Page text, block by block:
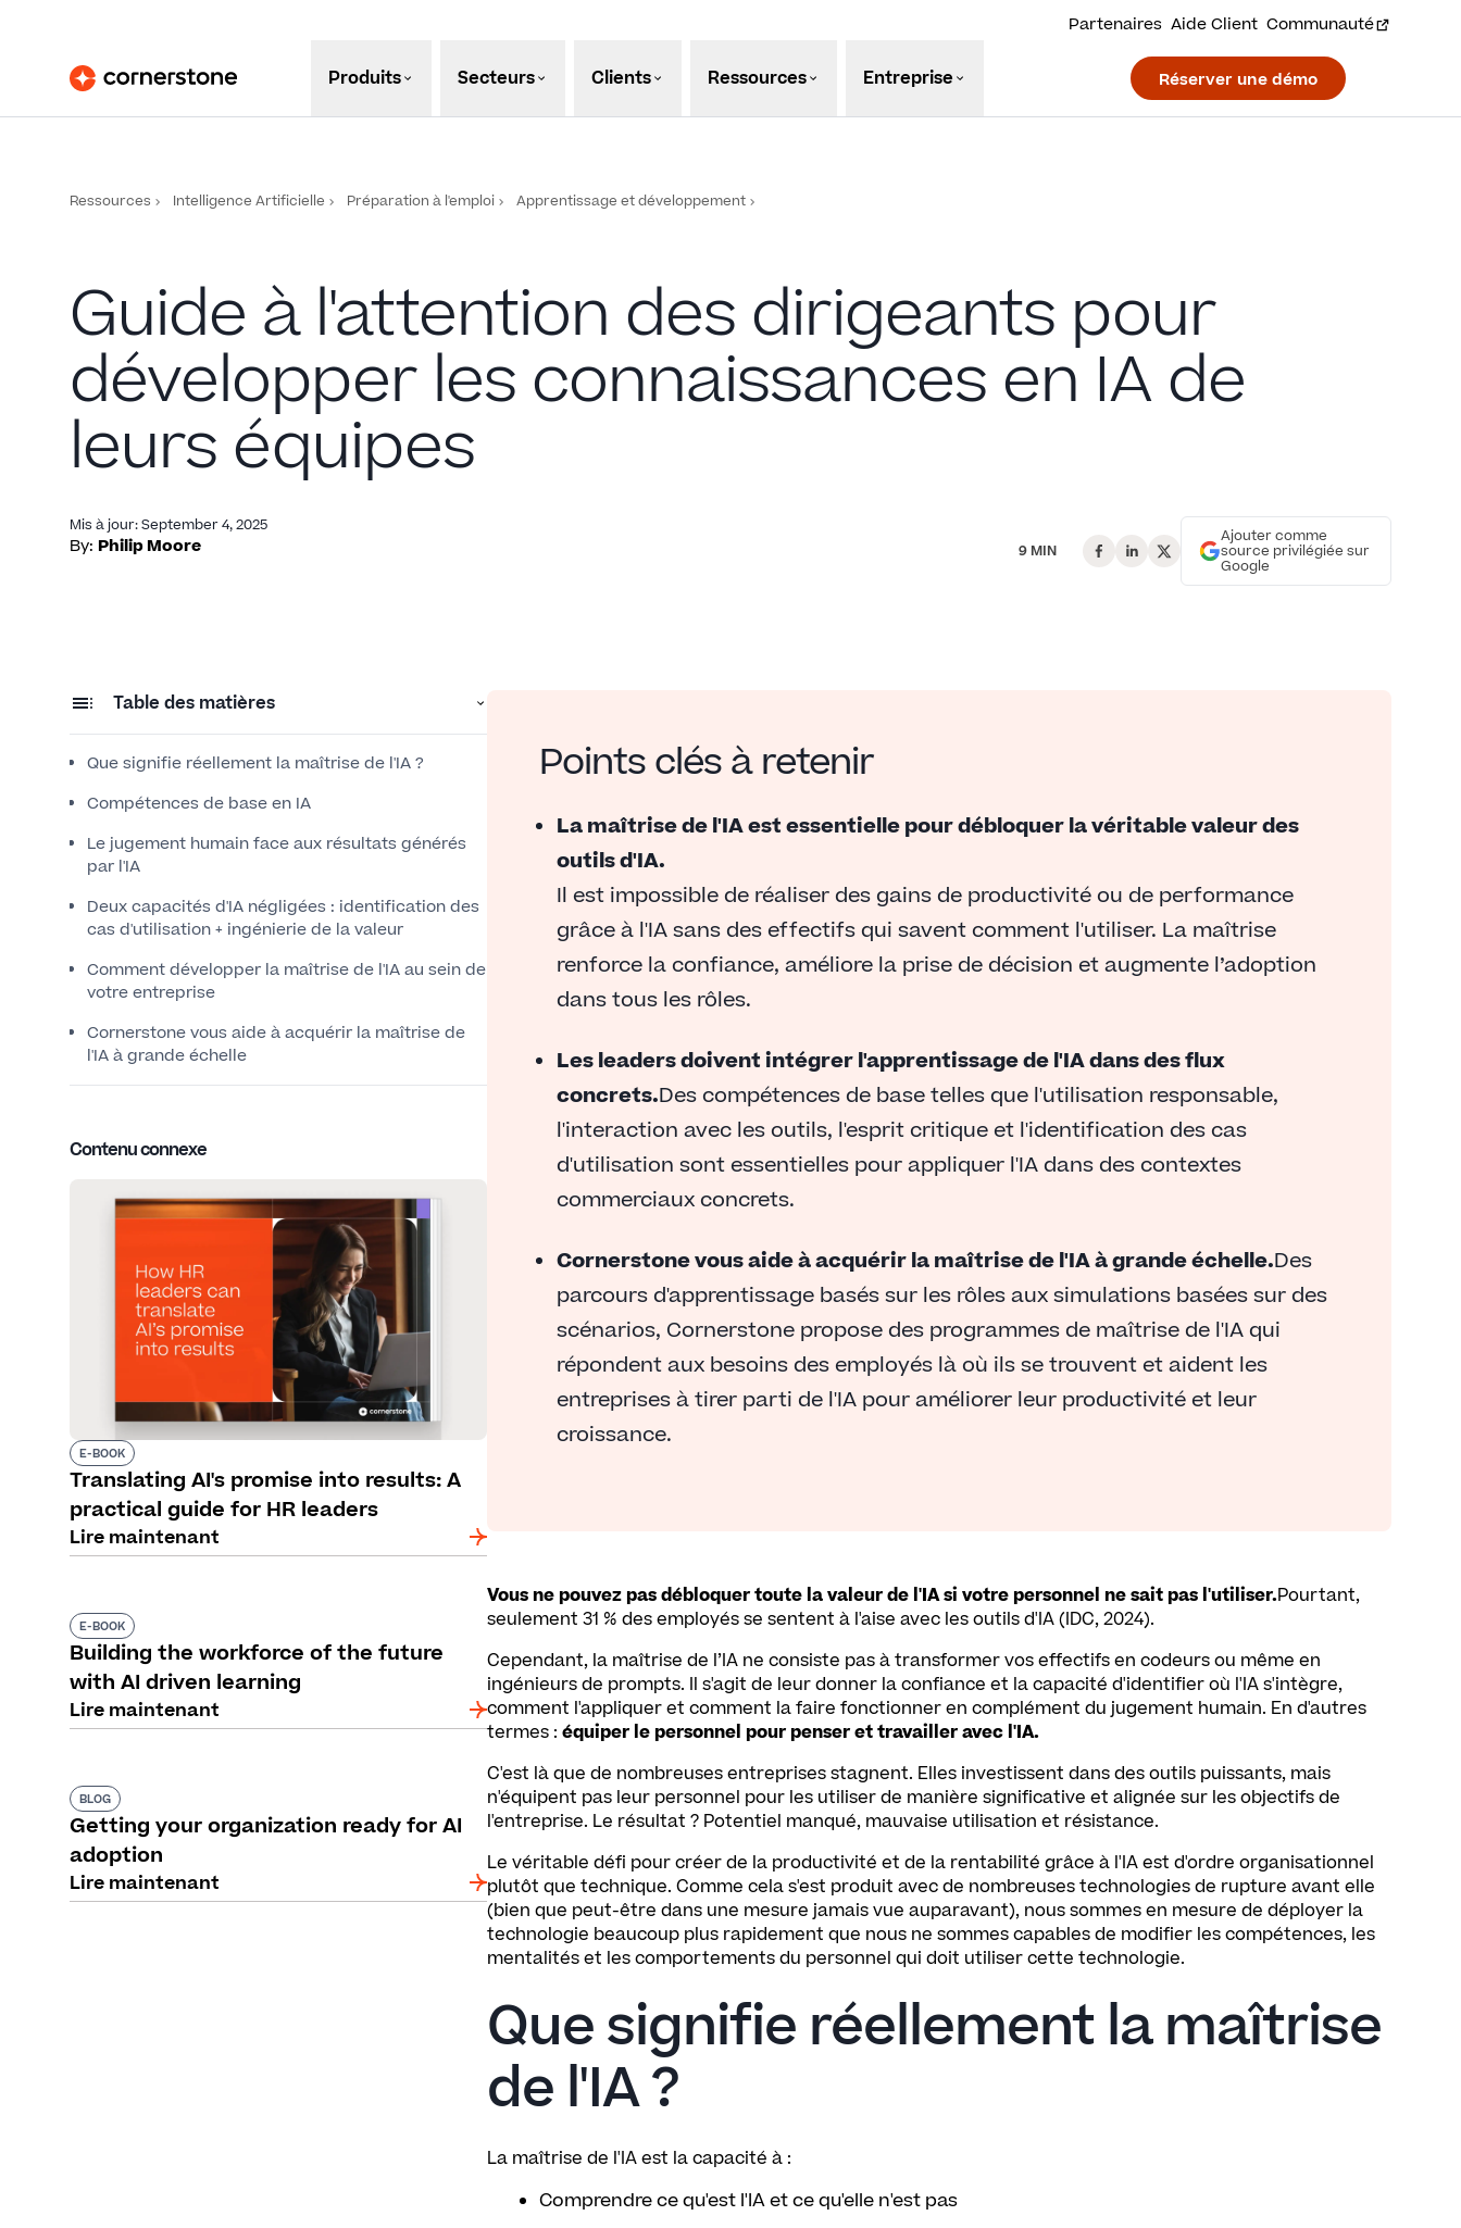
Partenaires Aide Client Communauté
Produits Secteurs Clients Ressources Entreprise Réserver une démo
Ressources Intelligence Artificielle Préparation à l'emploi Apprentissage et développement
Guide à l'attention des dirigeants pour
développer les connaissances en IA de
leurs équipes
Mis à jour:September 4, 2025
By: Philip Moore 9 MIN
Ajouter comme
source privilégiée sur
Google
Table des matières
Que signifie réellement la maîtrise de l'IA ?
Compétences de base en IA
Le jugement humain face aux résultats générés
par l'IA
Deux capacités d'IA négligées : identification des
cas d'utilisation + ingénierie de la valeur
Comment développer la maîtrise de l'IA au sein de
votre entreprise
Cornerstone vous aide à acquérir la maîtrise de
l'IA à grande échelle
Contenu connexe
E-BOOK
Translating AI's promise into results: A
practical guide for HR leaders
Lire maintenant
E-BOOK
Building the workforce of the future
with AI driven learning
Lire maintenant
BLOG
Getting your organization ready for AI
adoption
Lire maintenant
Points clés à retenir
La maîtrise de l'IA est essentielle pour débloquer la véritable valeur des
outils d'IA.
Il est impossible de réaliser des gains de productivité ou de performance
grâce à l'IA sans des effectifs qui savent comment l'utiliser. La maîtrise
renforce la confiance, améliore la prise de décision et augmente l’adoption
dans tous les rôles.
Les leaders doivent intégrer l'apprentissage de l'IA dans des flux
concrets.Des compétences de base telles que l'utilisation responsable,
l'interaction avec les outils, l'esprit critique et l'identification des cas
d'utilisation sont essentielles pour appliquer l'IA dans des contextes
commerciaux concrets.
Cornerstone vous aide à acquérir la maîtrise de l'IA à grande échelle.Des
parcours d'apprentissage basés sur les rôles aux simulations basées sur des
scénarios, Cornerstone propose des programmes de maîtrise de l'IA qui
répondent aux besoins des employés là où ils se trouvent et aident les
entreprises à tirer parti de l'IA pour améliorer leur productivité et leur
croissance.
Vous ne pouvez pas débloquer toute la valeur de l'IA si votre personnel ne sait pas l'utiliser.Pourtant,
seulement 31 % des employés se sentent à l'aise avec les outils d'IA (IDC, 2024).
Cependant, la maîtrise de l’IA ne consiste pas à transformer vos effectifs en codeurs ou même en
ingénieurs de prompts. Il s'agit de leur donner la confiance et la capacité d'identifier où l'IA s'intègre,
comment l'appliquer et comment la faire fonctionner en complément du jugement humain. En d'autres
termes : équiper le personnel pour penser et travailler avec l'IA.
C'est là que de nombreuses entreprises stagnent. Elles investissent dans des outils puissants, mais
n'équipent pas leur personnel pour les utiliser de manière significative et alignée sur les objectifs de
l'entreprise. Le résultat ? Potentiel manqué, mauvaise utilisation et résistance.
Le véritable défi pour créer de la productivité et de la rentabilité grâce à l'IA est d'ordre organisationnel
plutôt que technique. Comme cela s'est produit avec de nombreuses technologies de rupture avant elle
(bien que peut-être dans une mesure jamais vue auparavant), nous sommes en mesure de déployer la
technologie beaucoup plus rapidement que nous ne sommes capables de modifier les compétences, les
mentalités et les comportements du personnel qui doit utiliser cette technologie.
Que signifie réellement la maîtrise
de l'IA ?
La maîtrise de l'IA est la capacité à :
Comprendre ce qu'est l'IA et ce qu'elle n'est pas